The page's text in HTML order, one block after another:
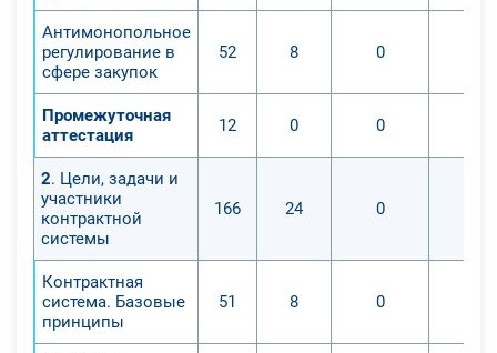
Антимонопольное
регулирование в
сфере закупок
52 8 0
Промежуточная
аттестация
12 0 0
2. Цели, задачи и
участники
контрактной
системы
166 24 0
Контрактная
система. Базовые
принципы
51 8 0